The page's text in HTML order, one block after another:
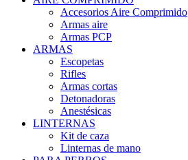
Accesorios Aire Comprimido
Armas aire
Armas PCP
ARMAS
Escopetas
Rifles
Armas cortas
Detonadoras
Anestésicas
LINTERNAS
Kit de caza
Linternas de mano